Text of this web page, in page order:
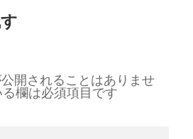
開されることはありませ
欄は必須項目です